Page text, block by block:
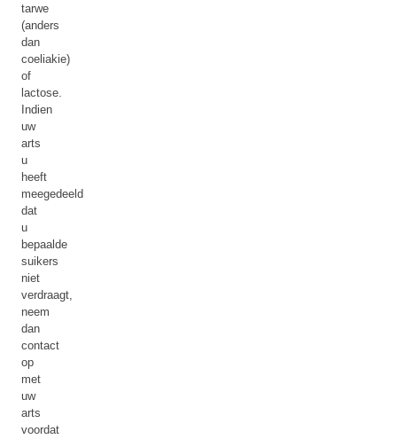
tarwe
(anders
dan
coeliakie)
of
lactose.
Indien
uw
arts
u
heeft
meegedeeld
dat
u
bepaalde
suikers
niet
verdraagt,
neem
dan
contact
op
met
uw
arts
voordat